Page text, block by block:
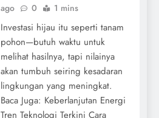
ago
0 1 mins
Investasi hijau itu seperti tanam
pohon—butuh waktu untuk
melihat hasilnya, tapi nilainya
akan tumbuh seiring kesadaran
lingkungan yang meningkat.
Baca Juga: Keberlanjutan Energi
Tren Teknologi Terkini Cara